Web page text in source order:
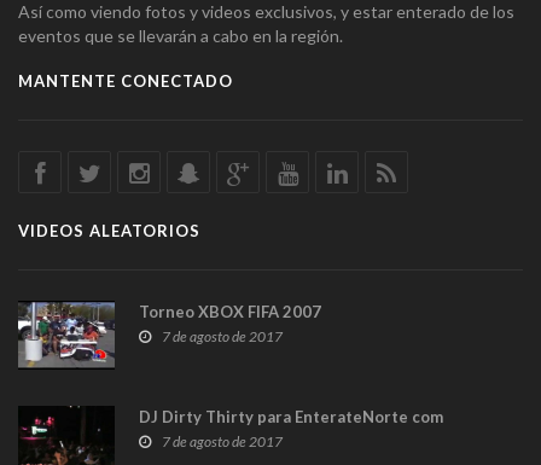
Así como viendo fotos y videos exclusivos, y estar enterado de los
eventos que se llevarán a cabo en la región.
MANTENTE CONECTADO
VIDEOS ALEATORIOS
Torneo XBOX FIFA 2007
7 de agosto de 2017
DJ Dirty Thirty para EnterateNorte com
7 de agosto de 2017